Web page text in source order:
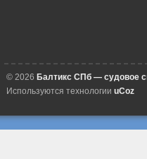
© 2026 Балтикс СПб — судовое
Используются технологии uCoz